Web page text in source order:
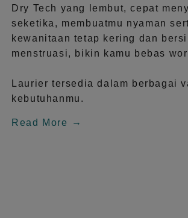
Dry Tech yang lembut, cepat
seketika, membuatmu nyaman
kewanitaan tetap kering dan
menstruasi, bikin kamu bebas
Laurier tersedia dalam berbagai
kebutuhanmu.
Read More